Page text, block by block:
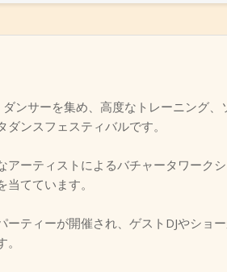
ンサーを集め、高度なトレーニング
ンスフェスティバルです。
アーティストによるバチャータワーク
てています。
ティーが開催され、ゲストDJやショ